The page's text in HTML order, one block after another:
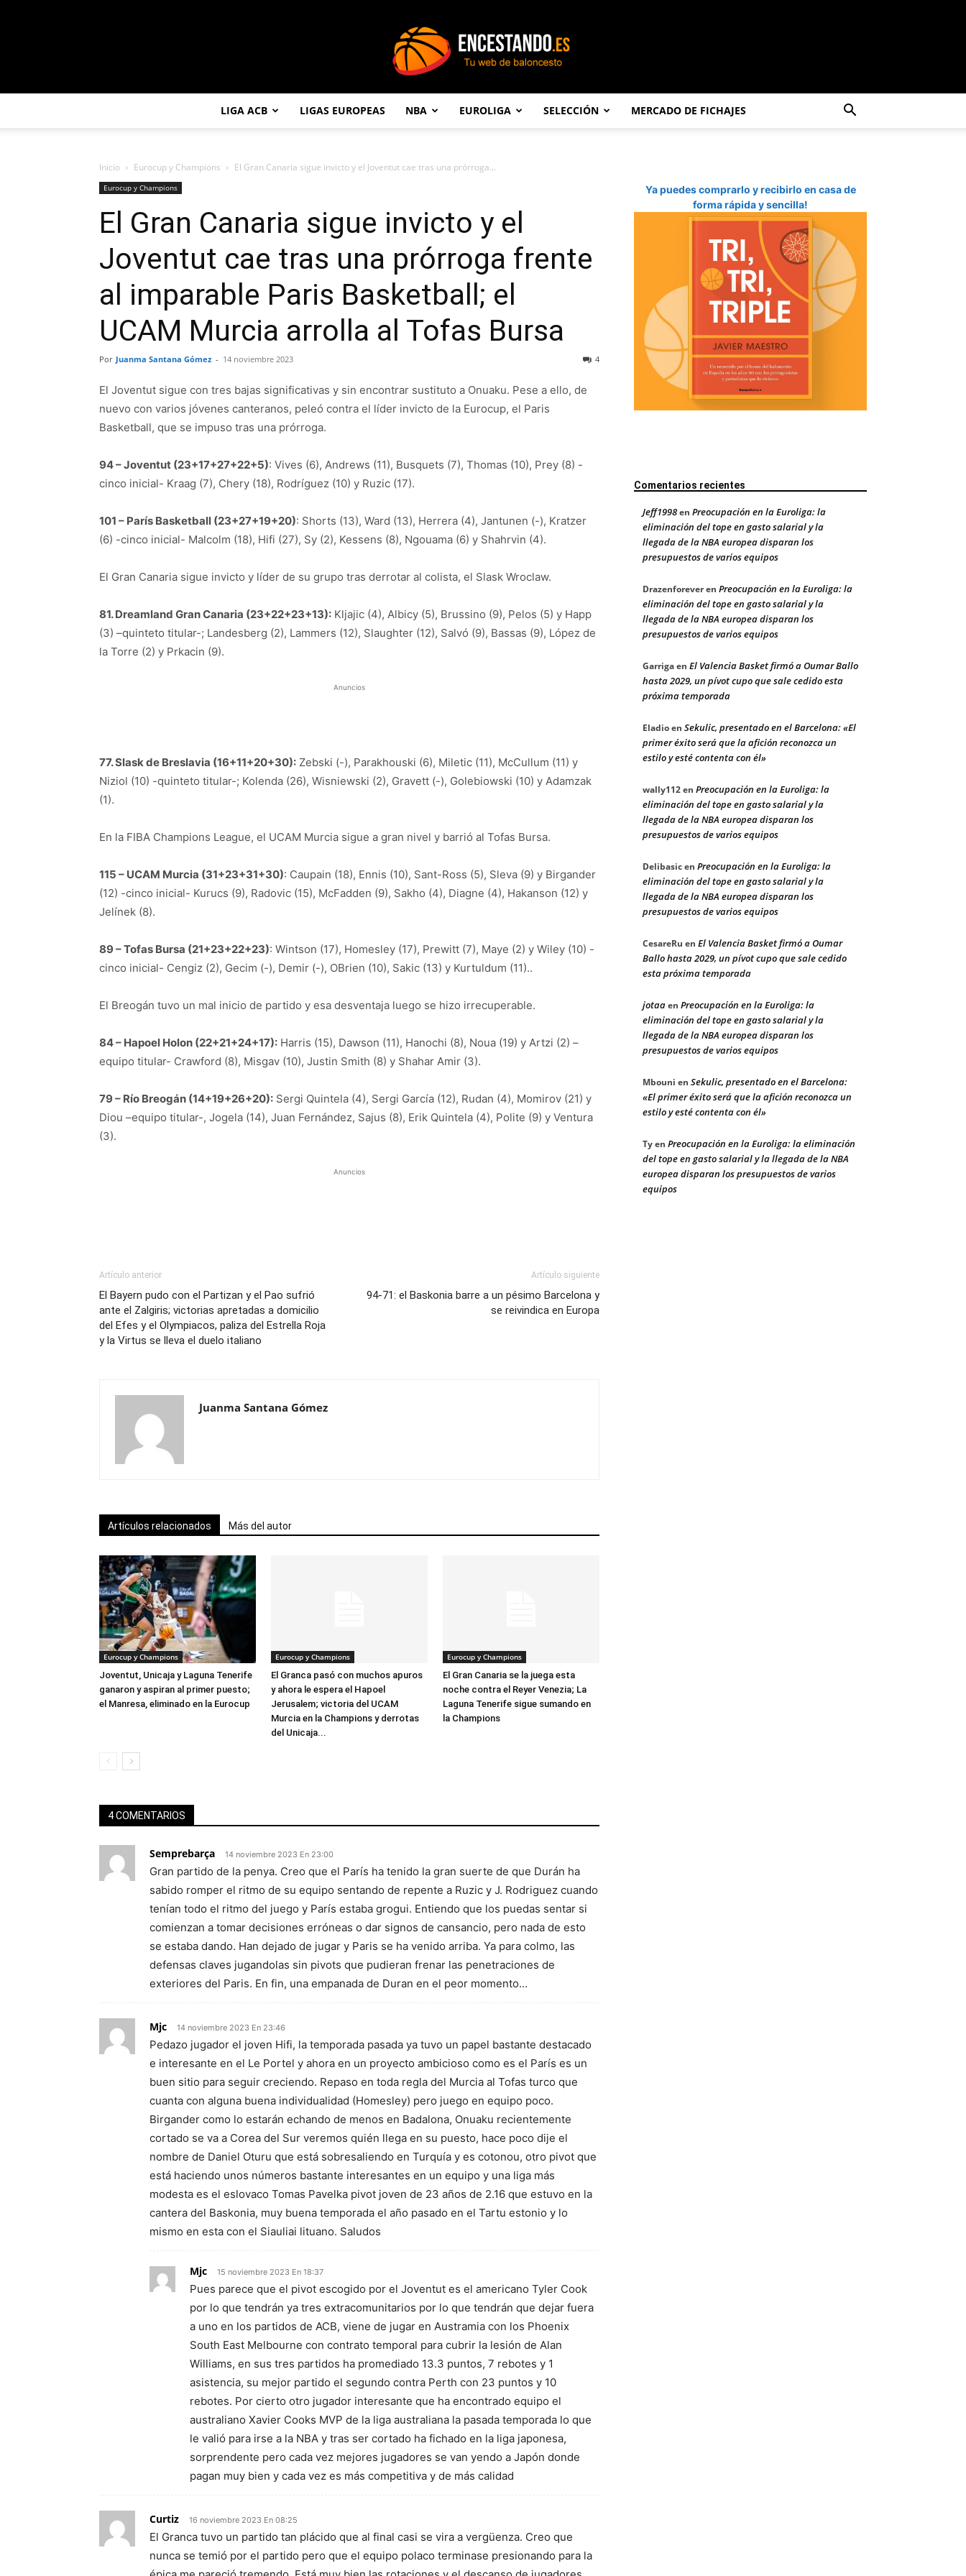
LIGA ACB LIGAS EUROPEAS NBA EUROLIGA SELECCIÓN MERCADO DE FICHAJES
Inicio Eurocup y Champions El Gran Canaria sigue invicto y el Joventut cae tras una prórroga...
Eurocup y Champions
El Gran Canaria sigue invicto y el
Joventut cae tras una prórroga frente
al imparable Paris Basketball; el
UCAM Murcia arrolla al Tofas Bursa
Por Juanma Santana Gómez - 14 noviembre 2023 4
El Joventut sigue con tres bajas significativas y sin encontrar sustituto a Onuaku. Pese a ello, de
nuevo con varios jóvenes canteranos, peleó contra el líder invicto de la Eurocup, el Paris
Basketball, que se impuso tras una prórroga.
94 – Joventut (23+17+27+22+5): Vives (6), Andrews (11), Busquets (7), Thomas (10), Prey (8) -
cinco inicial- Kraag (7), Chery (18), Rodríguez (10) y Ruzic (17).
101 – París Basketball (23+27+19+20): Shorts (13), Ward (13), Herrera (4), Jantunen (-), Kratzer
(6) -cinco inicial- Malcolm (18), Hifi (27), Sy (2), Kessens (8), Ngouama (6) y Shahrvin (4).
El Gran Canaria sigue invicto y líder de su grupo tras derrotar al colista, el Slask Wroclaw.
81. Dreamland Gran Canaria (23+22+23+13): Kljajic (4), Albicy (5), Brussino (9), Pelos (5) y Happ
(3) –quinteto titular-; Landesberg (2), Lammers (12), Slaughter (12), Salvó (9), Bassas (9), López de
la Torre (2) y Prkacin (9).
Anuncios
77. Slask de Breslavia (16+11+20+30): Zebski (-), Parakhouski (6), Miletic (11), McCullum (11) y
Niziol (10) -quinteto titular-; Kolenda (26), Wisniewski (2), Gravett (-), Golebiowski (10) y Adamzak
(1).
En la FIBA Champions League, el UCAM Murcia sigue a gran nivel y barrió al Tofas Bursa.
115 – UCAM Murcia (31+23+31+30): Caupain (18), Ennis (10), Sant-Ross (5), Sleva (9) y Birgander
(12) -cinco inicial- Kurucs (9), Radovic (15), McFadden (9), Sakho (4), Diagne (4), Hakanson (12) y
Jelínek (8).
89 – Tofas Bursa (21+23+22+23): Wintson (17), Homesley (17), Prewitt (7), Maye (2) y Wiley (10) -
cinco inicial- Cengiz (2), Gecim (-), Demir (-), OBrien (10), Sakic (13) y Kurtuldum (11)..
El Breogán tuvo un mal inicio de partido y esa desventaja luego se hizo irrecuperable.
84 – Hapoel Holon (22+21+24+17): Harris (15), Dawson (11), Hanochi (8), Noua (19) y Artzi (2) –
equipo titular- Crawford (8), Misgav (10), Justin Smith (8) y Shahar Amir (3).
79 – Río Breogán (14+19+26+20): Sergi Quintela (4), Sergi García (12), Rudan (4), Momirov (21) y
Diou –equipo titular-, Jogela (14), Juan Fernández, Sajus (8), Erik Quintela (4), Polite (9) y Ventura
(3).
Anuncios
Artículo anterior
El Bayern pudo con el Partizan y el Pao sufrió
ante el Zalgiris; victorias apretadas a domicilio
del Efes y el Olympiacos, paliza del Estrella Roja
y la Virtus se lleva el duelo italiano
Artículo siguiente
94-71: el Baskonia barre a un pésimo Barcelona y
se reivindica en Europa
Juanma Santana Gómez
Artículos relacionados Más del autor
Eurocup y Champions
Joventut, Unicaja y Laguna Tenerife
ganaron y aspiran al primer puesto;
el Manresa, eliminado en la Eurocup
Eurocup y Champions
El Granca pasó con muchos apuros
y ahora le espera el Hapoel
Jerusalem; victoria del UCAM
Murcia en la Champions y derrotas
del Unicaja...
Eurocup y Champions
El Gran Canaria se la juega esta
noche contra el Reyer Venezia; La
Laguna Tenerife sigue sumando en
la Champions
4 COMENTARIOS
Semprebarça 14 noviembre 2023 En 23:00
Gran partido de la penya. Creo que el París ha tenido la gran suerte de que Durán ha
sabido romper el ritmo de su equipo sentando de repente a Ruzic y J. Rodriguez cuando
tenían todo el ritmo del juego y París estaba grogui. Entiendo que los puedas sentar si
comienzan a tomar decisiones erróneas o dar signos de cansancio, pero nada de esto
se estaba dando. Han dejado de jugar y Paris se ha venido arriba. Ya para colmo, las
defensas claves jugandolas sin pivots que pudieran frenar las penetraciones de
exteriores del Paris. En fin, una empanada de Duran en el peor momento…
Mjc 14 noviembre 2023 En 23:46
Pedazo jugador el joven Hifi, la temporada pasada ya tuvo un papel bastante destacado
e interesante en el Le Portel y ahora en un proyecto ambicioso como es el París es un
buen sitio para seguir creciendo. Repaso en toda regla del Murcia al Tofas turco que
cuanta con alguna buena individualidad (Homesley) pero juego en equipo poco.
Birgander como lo estarán echando de menos en Badalona, Onuaku recientemente
cortado se va a Corea del Sur veremos quién llega en su puesto, hace poco dije el
nombre de Daniel Oturu que está sobresaliendo en Turquía y es cotonou, otro pivot que
está haciendo unos números bastante interesantes en un equipo y una liga más
modesta es el eslovaco Tomas Pavelka pivot joven de 23 años de 2.16 que estuvo en la
cantera del Baskonia, muy buena temporada el año pasado en el Tartu estonio y lo
mismo en esta con el Siauliai lituano. Saludos
Mjc 15 noviembre 2023 En 18:37
Pues parece que el pivot escogido por el Joventut es el americano Tyler Cook
por lo que tendrán ya tres extracomunitarios por lo que tendrán que dejar fuera
a uno en los partidos de ACB, viene de jugar en Austramia con los Phoenix
South East Melbourne con contrato temporal para cubrir la lesión de Alan
Williams, en sus tres partidos ha promediado 13.3 puntos, 7 rebotes y 1
asistencia, su mejor partido el segundo contra Perth con 23 puntos y 10
rebotes. Por cierto otro jugador interesante que ha encontrado equipo el
australiano Xavier Cooks MVP de la liga australiana la pasada temporada lo que
le valió para irse a la NBA y tras ser cortado ha fichado en la liga japonesa,
sorprendente pero cada vez mejores jugadores se van yendo a Japón donde
pagan muy bien y cada vez es más competitiva y de más calidad
Curtiz 16 noviembre 2023 En 08:25
El Granca tuvo un partido tan plácido que al final casi se vira a vergüenza. Creo que
nunca se temió por el partido pero que el equipo polaco terminase presionando para la
Ya puedes comprarlo y recibirlo en casa de
forma rápida y sencilla!
Comentarios recientes
Jeff1998en Preocupación en la Euroliga: la
eliminación del tope en gasto salarial y la
llegada de la NBA europea disparan los
presupuestos de varios equipos
Drazenforeveren Preocupación en la Euroliga: la
eliminación del tope en gasto salarial y la
llegada de la NBA europea disparan los
presupuestos de varios equipos
Garrigaen El Valencia Basket firmó a Oumar Ballo
hasta 2029, un pívot cupo que sale cedido esta
próxima temporada
Eladioen Sekulic, presentado en el Barcelona: «El
primer éxito será que la afición reconozca un
estilo y esté contenta con él»
wally112en Preocupación en la Euroliga: la
eliminación del tope en gasto salarial y la
llegada de la NBA europea disparan los
presupuestos de varios equipos
Delibasicen Preocupación en la Euroliga: la
eliminación del tope en gasto salarial y la
llegada de la NBA europea disparan los
presupuestos de varios equipos
CesareRu en El Valencia Basket firmó a Oumar
Ballo hasta 2029, un pívot cupo que sale cedido
esta próxima temporada
jotaaen Preocupación en la Euroliga: la
eliminación del tope en gasto salarial y la
llegada de la NBA europea disparan los
presupuestos de varios equipos
Mbouni en Sekulic, presentado en el Barcelona:
«El primer éxito será que la afición reconozca un
estilo y esté contenta con él»
Tyen Preocupación en la Euroliga: la eliminación
del tope en gasto salarial y la llegada de la NBA
europea disparan los presupuestos de varios
equipos